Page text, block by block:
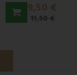
9,50 €
11,50 €